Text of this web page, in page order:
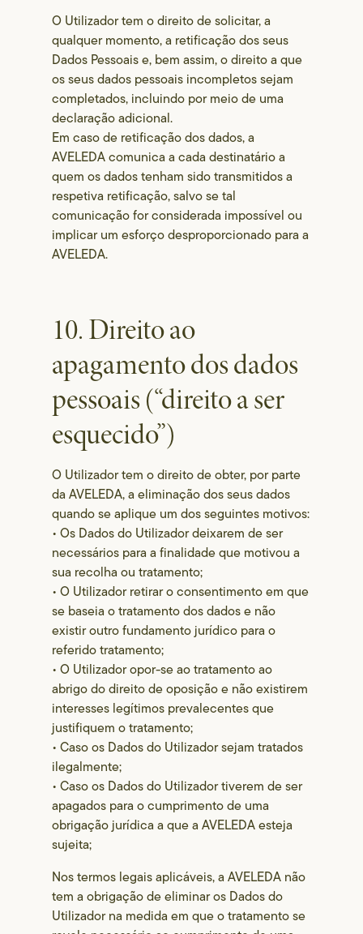
O Utilizador tem o direito de solicitar, a
qualquer momento, a retificação dos seus
Dados Pessoais e, bem assim, o direito a que
os seus dados pessoais incompletos sejam
completados, incluindo por meio de uma
declaração adicional.
Em caso de retificação dos dados, a
AVELEDA comunica a cada destinatário a
quem os dados tenham sido transmitidos a
respetiva retificação, salvo se tal
comunicação for considerada impossível ou
implicar um esforço desproporcionado para a
AVELEDA.
10. Direito ao
apagamento dos dados
pessoais (“direito a ser
esquecido”)
O Utilizador tem o direito de obter, por parte
da AVELEDA, a eliminação dos seus dados
quando se aplique um dos seguintes motivos:
• Os Dados do Utilizador deixarem de ser
necessários para a finalidade que motivou a
sua recolha ou tratamento;
• O Utilizador retirar o consentimento em que
se baseia o tratamento dos dados e não
existir outro fundamento jurídico para o
referido tratamento;
• O Utilizador opor-se ao tratamento ao
abrigo do direito de oposição e não existirem
interesses legítimos prevalecentes que
justifiquem o tratamento;
• Caso os Dados do Utilizador sejam tratados
ilegalmente;
• Caso os Dados do Utilizador tiverem de ser
apagados para o cumprimento de uma
obrigação jurídica a que a AVELEDA esteja
sujeita;
Nos termos legais aplicáveis, a AVELEDA não
tem a obrigação de eliminar os Dados do
Utilizador na medida em que o tratamento se